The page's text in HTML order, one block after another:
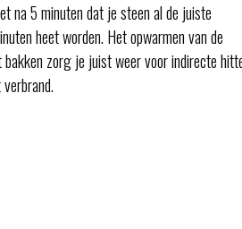
na 5 minuten dat je steen al de juiste
heet worden. Het opwarmen van de
zorg je juist weer voor indirecte